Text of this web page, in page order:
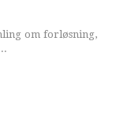
om forløsning,